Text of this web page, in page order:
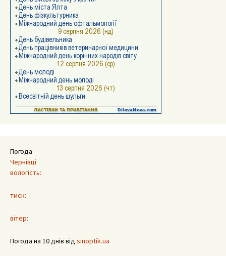
Погода
Чернівці
вологість:
тиск:
вітер:
Погода на 10 днів від sinoptik.ua